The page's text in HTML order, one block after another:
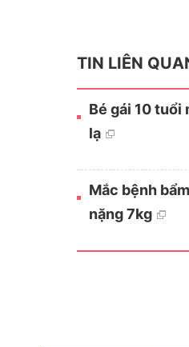
TIN LIÊN
Bé gái 10 tuổi
lạ
Mắc bệnh
nặng 7kg